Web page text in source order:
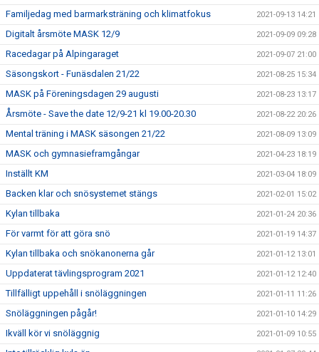
Familjedag med barmarksträning och klimatfokus 2021-09-13 14:21
Digitalt årsmöte MASK 12/9 2021-09-09 09:28
Racedagar på Alpingaraget 2021-09-07 21:00
Säsongskort - Funäsdalen 21/22 2021-08-25 15:34
MASK på Föreningsdagen 29 augusti 2021-08-23 13:17
Årsmöte - Save the date 12/9-21 kl 19.00-20.30 2021-08-22 20:26
Mental träning i MASK säsongen 21/22 2021-08-09 13:09
MASK och gymnasieframgångar 2021-04-23 18:19
Inställt KM 2021-03-04 18:09
Backen klar och snösystemet stängs 2021-02-01 15:02
Kylan tillbaka 2021-01-24 20:36
För varmt för att göra snö 2021-01-19 14:37
Kylan tillbaka och snökanonerna går 2021-01-12 13:01
Uppdaterat tävlingsprogram 2021 2021-01-12 12:40
Tillfälligt uppehåll i snöläggningen 2021-01-11 11:26
Snöläggningen pågår! 2021-01-10 14:29
Ikväll kör vi snöläggnig 2021-01-09 10:55